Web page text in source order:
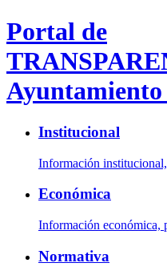
Portal de
Institucional
Información
Económica
Información económica,
Normativa